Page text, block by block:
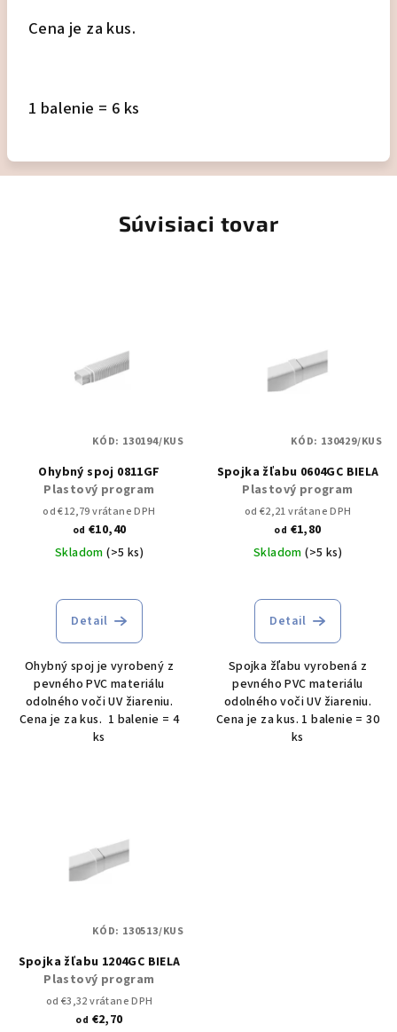
Cena je za kus.
1 balenie = 6 ks
Súvisiaci tovar
Ohybný spoj 0811GF
Plastový program
od €12,79 vrátane DPH
od €10,40
Skladom(>5 ks)
Detail
Ohybný spoj je vyrobený z
pevného PVC materiálu
odolného voči UV žiareniu.
Cena je za kus. 1 balenie = 4
ks
KÓD: 130194/KUS
Spojka žľabu 0604GC BIELA
Plastový program
od €2,21 vrátane DPH
od €1,80
Skladom(>5 ks)
Detail
Spojka žľabu vyrobená z
pevného PVC materiálu
odolného voči UV žiareniu.
Cena je za kus. 1 balenie = 30
ks
KÓD: 130429/KUS
Spojka žľabu 1204GC BIELA
Plastový program
od €3,32 vrátane DPH
od €2,70
KÓD: 130513/KUS